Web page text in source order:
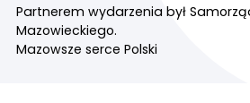
Partnerem wydarzenia był
Mazowieckiego.
Mazowsze serce Polski